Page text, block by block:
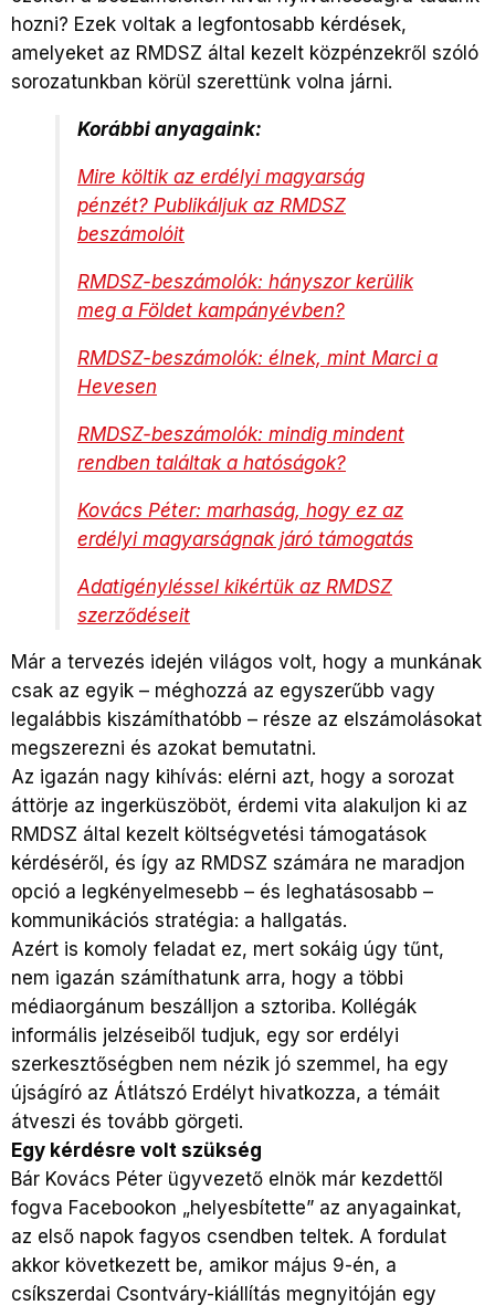
hozni? Ezek voltak a legfontosabb kérdések,
amelyeket az RMDSZ által kezelt közpénzekről szóló
sorozatunkban körül szerettünk volna járni.
Korábbi anyagaink:
Mire költik az erdélyi magyarság
pénzét? Publikáljuk az RMDSZ
beszámolóit
RMDSZ-beszámolók: hányszor kerülik
meg a Földet kampányévben?
RMDSZ-beszámolók: élnek, mint Marci a
Hevesen
RMDSZ-beszámolók: mindig mindent
rendben találtak a hatóságok?
Kovács Péter: marhaság, hogy ez az
erdélyi magyarságnak járó támogatás
Adatigényléssel kikértük az RMDSZ
szerződéseit
Már a tervezés idején világos volt, hogy a munkának
csak az egyik – méghozzá az egyszerűbb vagy
legalábbis kiszámíthatóbb – része az elszámolásokat
megszerezni és azokat bemutatni.
Az igazán nagy kihívás: elérni azt, hogy a sorozat
áttörje az ingerküszöböt, érdemi vita alakuljon ki az
RMDSZ által kezelt költségvetési támogatások
kérdéséről, és így az RMDSZ számára ne maradjon
opció a legkényelmesebb – és leghatásosabb –
kommunikációs stratégia: a hallgatás.
Azért is komoly feladat ez, mert sokáig úgy tűnt,
nem igazán számíthatunk arra, hogy a többi
médiaorgánum beszálljon a sztoriba. Kollégák
informális jelzéseiből tudjuk, egy sor erdélyi
szerkesztőségben nem nézik jó szemmel, ha egy
újságíró az Átlátszó Erdélyt hivatkozza, a témáit
átveszi és tovább görgeti.
Egy kérdésre volt szükség
Bár Kovács Péter ügyvezető elnök már kezdettől
fogva Facebookon „helyesbítette” az anyagainkat,
az első napok fagyos csendben teltek. A fordulat
akkor következett be, amikor május 9-én, a
csíkszerdai Csontváry-kiállítás megnyitóján egy